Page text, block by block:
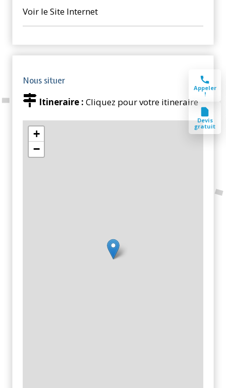
Voir le Site Internet
Nous situer
Itineraire : Cliquez pour votre itineraire
+
−
Appeler
!
Devis
gratuit